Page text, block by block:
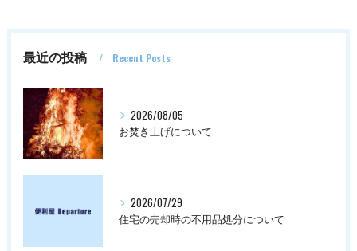
最近の投稿 Recent Posts
2026/08/05
お焚き上げについて
2026/07/29
住宅の売却時の不用品処分について